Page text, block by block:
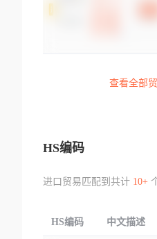
查看全部
HS编码
进口贸易匹配到共计 10+
HS编码 中文描述